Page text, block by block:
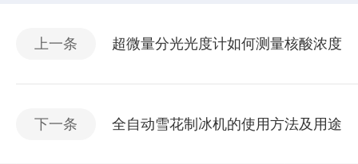
上一条 超微量分光光度计如何测量核酸浓度
下一条 全自动雪花制冰机的使用方法及用途